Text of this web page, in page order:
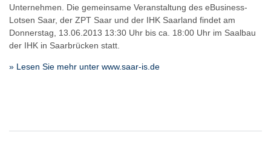
Unternehmen. Die gemeinsame Veranstaltung des eBusiness-
Lotsen Saar, der ZPT Saar und der IHK Saarland findet am
Donnerstag, 13.06.2013 13:30 Uhr bis ca. 18:00 Uhr im Saalbau
der IHK in Saarbrücken statt.
» Lesen Sie mehr unter www.saar-is.de